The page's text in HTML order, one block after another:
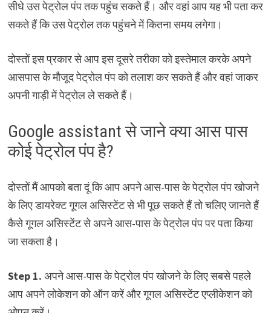
सीधे उस पेट्रोल पंप तक पहुंच सकते हैं। और वहां आप यह भी पता कर
सकते हैं कि उस पेट्रोल तक पहुंचने में कितना समय लगेगा।
दोस्तों इस प्रकार से आप इस दूसरे तरीका को इस्तेमाल करके अपने
आसपास के मौजूद पेट्रोल पंप को तलाश कर सकते हैं और वहां जाकर
अपनी गाड़ी में पेट्रोल ले सकते हैं।
Google assistant से जाने क्या आस पास
कोई पेट्रोल पंप है?
दोस्तों मैं आपको बता दूं कि आप अपने आस-पास के पेट्रोल पंप खोजने
के लिए डायरेक्ट गूगल असिस्टेंट से भी पूछ सकते हैं तो चलिए जानते हैं
कैसे गूगल असिस्टेंट से अपने आस-पास के पेट्रोल पंप पर पता किया
जा सकता है।
Step 1. अपने आस-पास के पेट्रोल पंप खोजने के लिए सबसे पहले
आप अपने लोकेशन को ऑन करें और गूगल असिस्टेंट एप्लीकेशन को